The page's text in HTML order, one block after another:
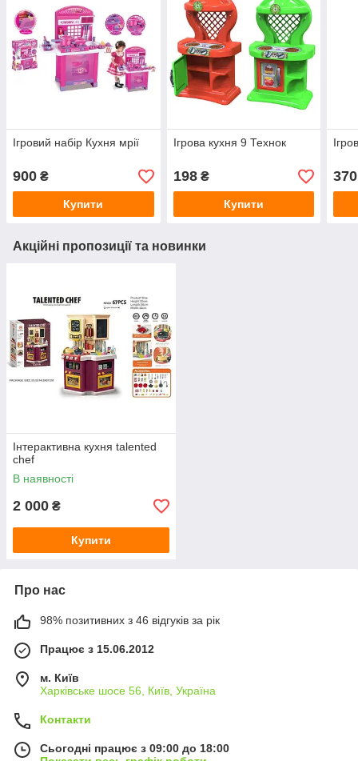
Ігровий набір Кухня мрії
900 ₴
Купити
Ігрова кухня 9 Технок
198₴
Купити
370
Акційні пропозиції та новинки
Інтерактивна кухня talented
chef
В наявності
2 000 ₴
Купити
Про нас
98% позитивних з 46 відгуків за рік
Працює з 15.06.2012
м. Київ
Харківське шосе 56, Київ, Україна
Контакти
Сьогодні працює з 09:00 до 18:00